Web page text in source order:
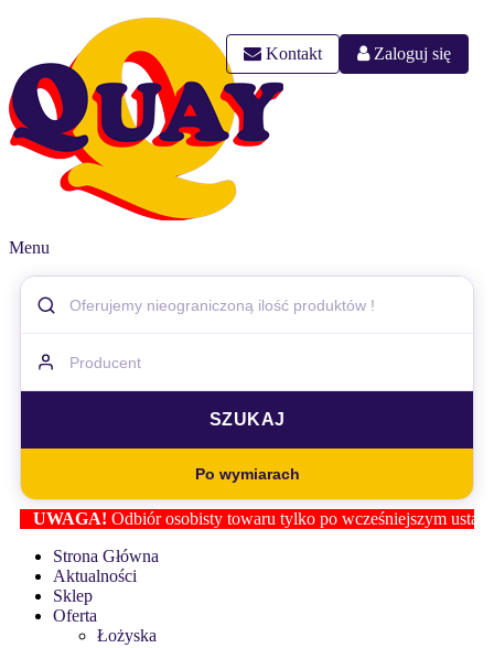
Kontakt Zaloguj się
Menu
Po wymiarach
Odbiór osobisty towaru tylko po wcześniejszym ustaleniu
Strona Główna
Aktualności
Sklep
Oferta
Łożyska